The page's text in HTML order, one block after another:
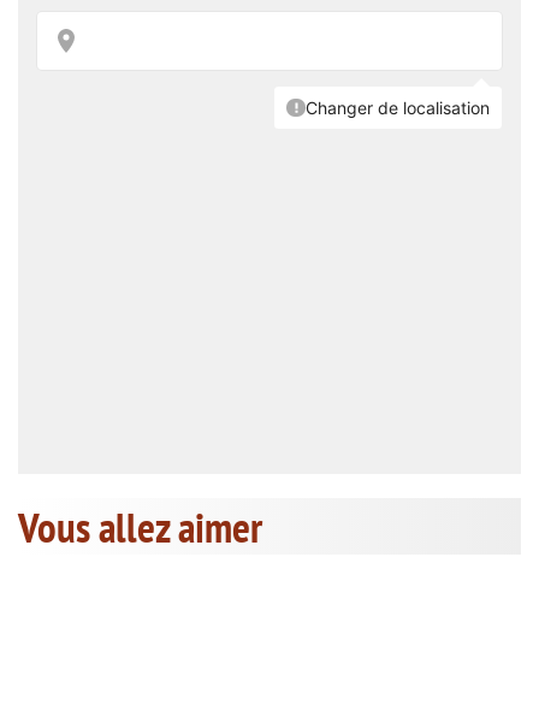
Vous allez aimer